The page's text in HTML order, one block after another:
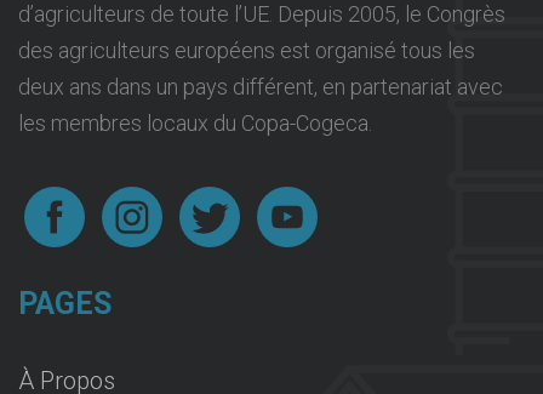
d’agriculteurs de toute l’UE. Depuis 2005, le Congrès
des agriculteurs européens est organisé tous les
deux ans dans un pays différent, en partenariat avec
les membres locaux du Copa-Cogeca.
PAGES
À Propos